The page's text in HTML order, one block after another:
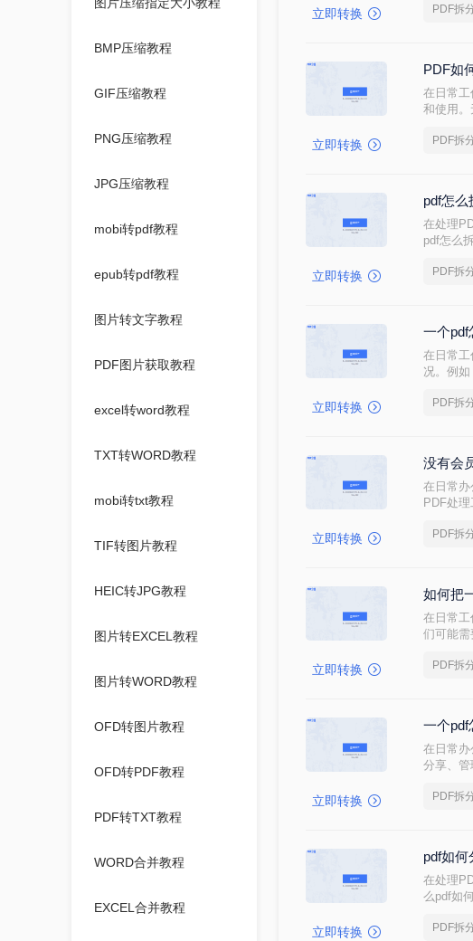
BMP压缩教程
GIF压缩教程
PNG压缩教程
JPG压缩教程
mobi转pdf教程
epub转pdf教程
图片转文字教程
PDF图片获取教程
excel转word教程
TXT转WORD教程
mobi转txt教程
TIF转图片教程
HEIC转JPG教程
图片转EXCEL教程
图片转WORD教程
OFD转图片教程
OFD转PDF教程
PDF转TXT教程
WORD合并教程
EXCEL合并教程
立即转换
件。
PDF拆
立即转换
PDF如
在日常
和使用
分方法。
PDF拆
立即转换
pdf怎么
在处理
pdf怎么
PDF拆
立即转换
一个pdf
在日常
况。例
法。
PDF拆
立即转换
没有会
在日常
PDF处
PDF拆
立即转换
如何把
在日常
们可能
PDF拆
立即转换
一个pdf
在日常
分享、
PDF拆
立即转换
pdf如何
在处理
么pdf如
PDF拆